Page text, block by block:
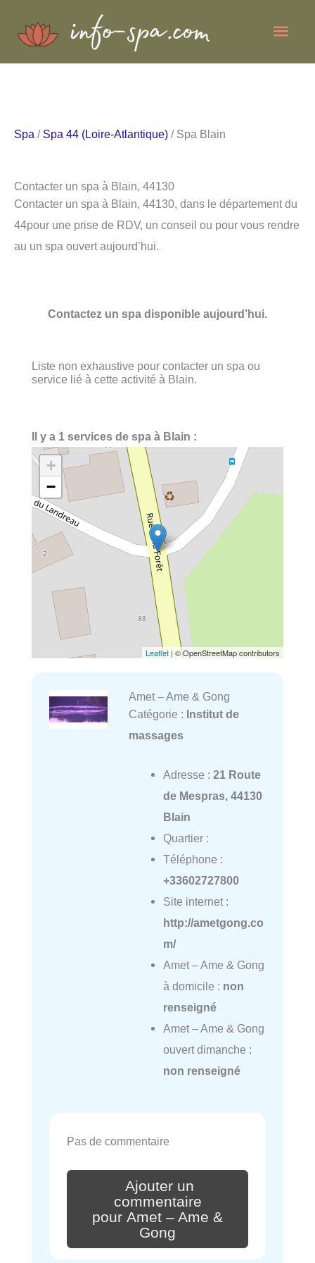
Spa / Spa 44 (Loire-Atlantique) / Spa Blain
Contacter un spa à Blain, 44130
Contacter un spa à Blain, 44130, dans le département du
44pour une prise de RDV, un conseil ou pour vous rendre
au un spa ouvert aujourd’hui.
Contactez un spa disponible aujourd’hui.
Liste non exhaustive pour contacter un spa ou
service lié à cette activité à Blain.
Il y a 1 services de spa à Blain :
+
−
Leaflet | © OpenStreetMap contributors
Amet – Ame & Gong
Catégorie : Institut de
massages
Adresse : 21 Route
de Mespras, 44130
Blain
Quartier :
Téléphone :
+33602727800
Site internet :
http://ametgong.co
m/
Amet – Ame & Gong
à domicile : non
renseigné
Amet – Ame & Gong
ouvert dimanche :
non renseigné
Pas de commentaire
Ajouter un
commentaire
pour Amet – Ame &
Gong